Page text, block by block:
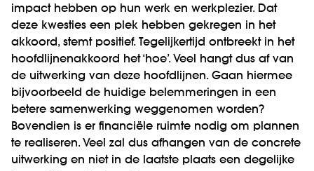
impact hebben op hun werk en werkplezier. Dat
deze kwesties een plek hebben gekregen in het
akkoord, stemt positief. Tegelijkertijd ontbreekt in het
hoofdlijnenakkoord het ‘hoe’. Veel hangt dus af van
de uitwerking van deze hoofdlijnen. Gaan hiermee
bijvoorbeeld de huidige belemmeringen in een
betere samenwerking weggenomen worden?
Bovendien is er financiële ruimte nodig om plannen
te realiseren. Veel zal dus afhangen van de concrete
uitwerking en niet in de laatste plaats een degelijke